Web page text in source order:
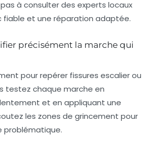
pas à consulter des experts locaux
fiable et une réparation adaptée.
précisément la marche qui
pour repérer fissures escalier ou
testez chaque marche en
et en appliquant une
les zones de grincement pour
problématique.